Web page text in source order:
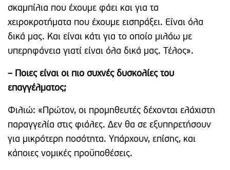
σκαμπίλια που έχουμε φάει και για τα
χειροκροτήματα που έχουμε εισπράξει. Είναι όλα
δικά μας. Και είναι κάτι για το οποίο μιλάω με
υπερηφάνεια γιατί είναι όλα δικά μας. Τέλος».
– Ποιες είναι οι πιο συχνές δυσκολίες του
επαγγέλματος;
Φιλιώ: «Πρώτον, οι προμηθευτές δέχονται ελάχιστη
παραγγελία στις φιάλες. Δεν θα σε εξυπηρετήσουν
για μικρότερη ποσότητα. Υπάρχουν, επίσης, και
κάποιες νομικές προϋποθέσεις.